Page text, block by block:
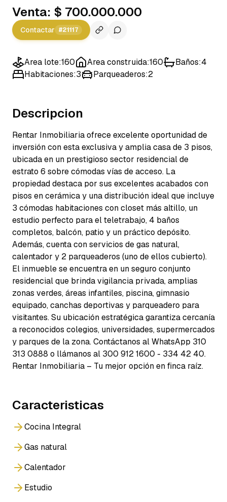
Venta: $ 700.000.000
Contactar #21117
Area lote:160 Area construida:160 Baños:4
Habitaciones:3 Parqueaderos:2
Descripcion
Rentar Inmobiliaria ofrece excelente oportunidad de
inversión con esta exclusiva y amplia casa de 3 pisos,
ubicada en un prestigioso sector residencial de
estrato 6 sobre cómodas vías de acceso. La
propiedad destaca por sus excelentes acabados con
pisos en cerámica y una distribución ideal que incluye
3 cómodas habitaciones con closet más altillo, un
estudio perfecto para el teletrabajo, 4 baños
completos, balcón, patio y un práctico depósito.
Además, cuenta con servicios de gas natural,
calentador y 2 parqueaderos (uno de ellos cubierto).
El inmueble se encuentra en un seguro conjunto
residencial que brinda vigilancia privada, amplias
zonas verdes, áreas infantiles, piscina, gimnasio
equipado, canchas deportivas y parqueadero para
visitantes. Su ubicación estratégica garantiza cercanía
a reconocidos colegios, universidades, supermercados
y parques de la zona. Contáctanos al WhatsApp 310
313 0888 o llámanos al 300 912 1600 - 334 42 40.
Rentar Inmobiliaria – Tu mejor opción en finca raíz.
Caracteristicas
Cocina Integral
Gas natural
Calentador
Estudio